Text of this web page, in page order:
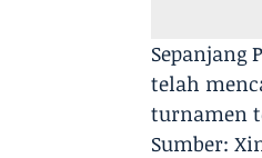
Sepanjang
telah
turnamen
Sumber: